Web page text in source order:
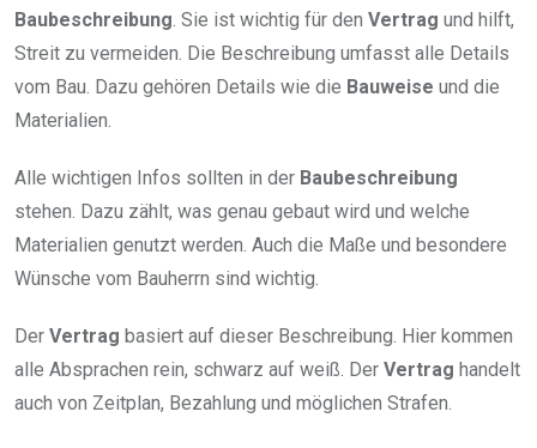
Baubeschreibung. Sie ist wichtig für den Vertrag und hilft,
Streit zu vermeiden. Die Beschreibung umfasst alle Details
vom Bau. Dazu gehören Details wie die Bauweise und die
Materialien.
Alle wichtigen Infos sollten in der Baubeschreibung
stehen. Dazu zählt, was genau gebaut wird und welche
Materialien genutzt werden. Auch die Maße und besondere
Wünsche vom Bauherrn sind wichtig.
Der Vertrag basiert auf dieser Beschreibung. Hier kommen
alle Absprachen rein, schwarz auf weiß. Der Vertrag handelt
auch von Zeitplan, Bezahlung und möglichen Strafen.